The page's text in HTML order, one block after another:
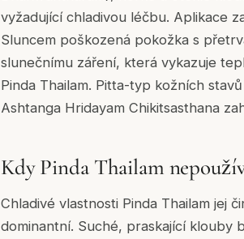
vyžadující chladivou léčbu. Aplikace
Sluncem poškozená pokožka s
slunečnímu záření, která vykazuje
Pinda Thailam. Pitta-typ kožních
Ashtanga Hridayam Chikitsasthana
Kdy Pinda Thailam
Chladivé vlastnosti Pinda Thailam jej
dominantní. Suché, praskající klouby